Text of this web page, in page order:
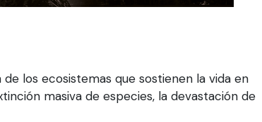
los ecosistemas que sostienen la vida en
masiva de especies, la devastación de